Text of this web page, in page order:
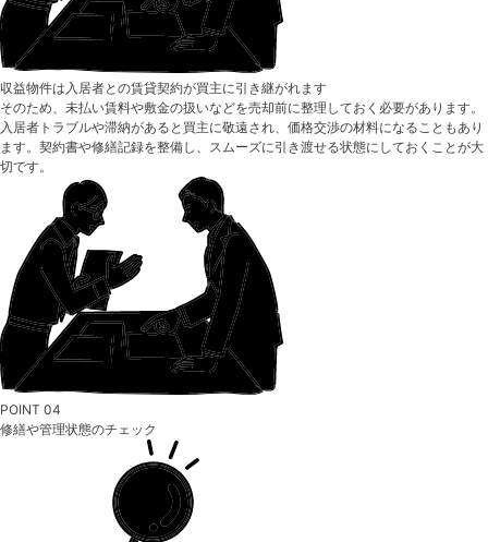
収益物件は入居者との賃貸契約が買主に引き継がれます
そのため、未払い賃料や敷金の扱いなどを売却前に整理しておく必要があります。
入居者トラブルや滞納があると買主に敬遠され、価格交渉の材料になることもあり
ます。契約書や修繕記録を整備し、スムーズに引き渡せる状態にしておくことが大
切です。
POINT 04
修繕や管理状態のチェック